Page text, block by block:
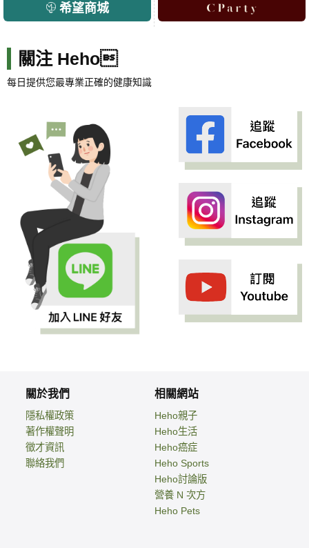
希望商城
關注 Heho
每日提供您最專業正確的健康知識
關於我們
隱私權政策
著作權聲明
徵才資訊
聯絡我們
相關網站
Heho親子
Heho生活
Heho癌症
Heho Sports
Heho討論版
營養 N 次方
Heho Pets